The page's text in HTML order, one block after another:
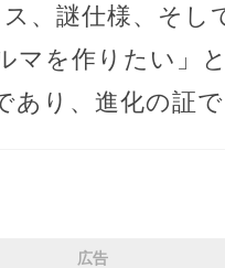
、謎仕様、そ
マを作りたい」
り、進化の証
広告